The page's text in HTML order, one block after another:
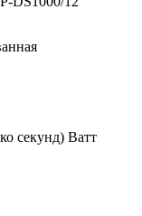
секунд) Ватт